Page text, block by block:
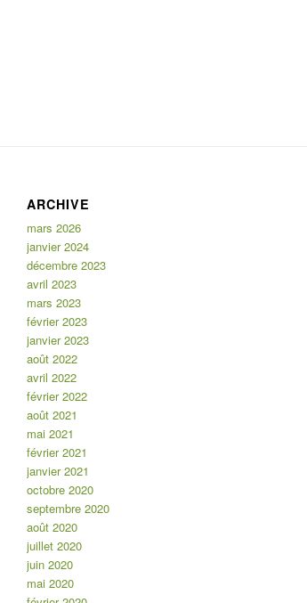
ARCHIVE
mars 2026
janvier 2024
décembre 2023
avril 2023
mars 2023
février 2023
janvier 2023
août 2022
avril 2022
février 2022
août 2021
mai 2021
février 2021
janvier 2021
octobre 2020
septembre 2020
août 2020
juillet 2020
juin 2020
mai 2020